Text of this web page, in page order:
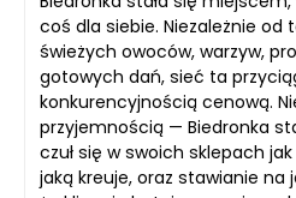
coś dla siebie. Niezależnie od
świeżych owoców, warzyw,
gotowych dań, sieć ta
konkurencyjnością cenową.
przyjemnością — Biedronka
czuł się w swoich sklepach
jaką kreuje, oraz stawianie na